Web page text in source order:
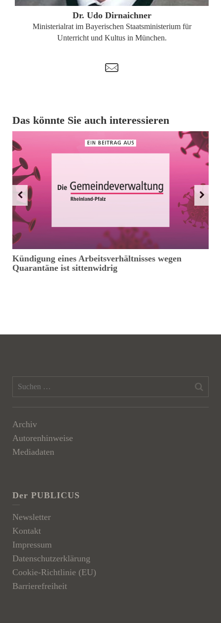
Dr. Udo Dirnaichner
Ministerialrat im Bayerischen Staatsministerium für
Unterricht und Kultus in München.
t
Das könnte Sie auch interessieren
Kündigung eines Arbeitsverhältnisses wegen
Quarantäne ist sittenwidrig
Archiv
Autorenhinweise
Mediadaten
Der PUBLICUS
Newsletter
Kontakt
Impressum
Datenschutzerklärung
Cookie-Richtlinie (EU)
Barrierefreiheit